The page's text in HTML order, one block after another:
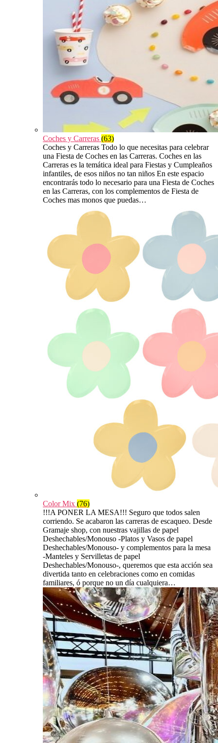
Coches y Carreras (63)
Coches y Carreras Todo lo que necesitas para celebrar
una Fiesta de Coches en las Carreras. Coches en las
Carreras es la temática ideal para Fiestas y Cumpleaños
infantiles, de esos niños no tan niños En este espacio
encontrarás todo lo necesario para una Fiesta de Coches
en las Carreras, con los complementos de Fiesta de
Coches mas monos que puedas…
Color Mix (76)
!!!A PONER LA MESA!!! Seguro que todos salen
corriendo. Se acabaron las carreras de escaqueo. Desde
Gramaje shop, con nuestras vajillas de papel
Deshechables/Monouso -Platos y Vasos de papel
Deshechables/Monouso- y complementos para la mesa
-Manteles y Servilletas de papel
Deshechables/Monouso-, queremos que esta acción sea
divertida tanto en celebraciones como en comidas
familiares, ó porque no un día cualquiera…